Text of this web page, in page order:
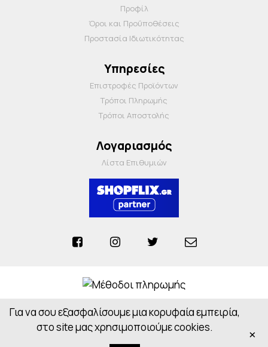
Προφίλ
Όροι και Προΰποθέσεις
Προστασία Ιδιωτικότητας
Υπηρεσίες
Επιστροφές Προϊόντων
Τρόποι Πληρωμής
Τρόποι Αποστολής
Λογαριασμός
Λίστα Επιθυμιών
Anosiapharmacy © 2026 - All Rights Reserved
Powered byCloudOn
Για να σου εξασφαλίσουμε μια κορυφαία εμπειρία,
στο site μας χρησιμοποιούμε cookies.
×